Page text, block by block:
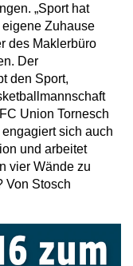
„Sport hat
Zuhause
des Maklerbüro
Der
den Sport,
Union Tornesch
sich auch
und arbeitet
vier Wände zu
Von Stosch